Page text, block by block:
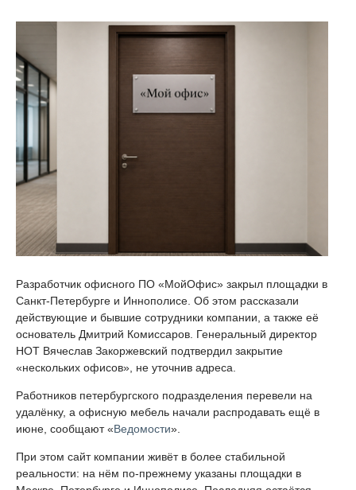
Разработчик офисного ПО «МойОфис» закрыл площадки в
Санкт-Петербурге и Иннополисе. Об этом рассказали
действующие и бывшие сотрудники компании, а также её
основатель Дмитрий Комиссаров. Генеральный директор
НОТ Вячеслав Закоржевский подтвердил закрытие
«нескольких офисов», не уточнив адреса.
Работников петербургского подразделения перевели на
удалёнку, а офисную мебель начали распродавать ещё в
июне, сообщают «Ведомости».
При этом сайт компании живёт в более стабильной
реальности: на нём по-прежнему указаны площадки в